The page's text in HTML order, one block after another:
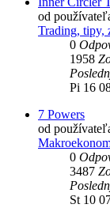
od
Trading, tipy,
0
1958
Pi 16
7 Powers
od
0
3487
St 10